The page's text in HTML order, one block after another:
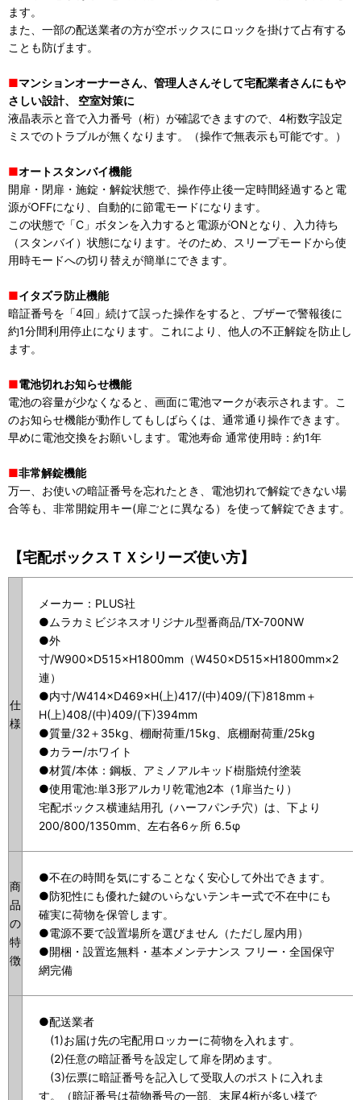
ます。
また、一部の配送業者の方が空ボックスにロックを掛けて占有する
ことも防げます。
■マンションオーナーさん、管理人さんそして宅配業者さんにもや
さしい設計、 空室対策に
液晶表示と音で入力番号（桁）が確認できますので、4桁数字設定
ミスでのトラブルが無くなります。（操作で無表示も可能です。）
■オートスタンバイ機能
開扉・閉扉・施錠・解錠状態で、操作停止後一定時間経過すると電
源がOFFになり、自動的に節電モードになります。
この状態で「C」ボタンを入力すると電源がONとなり、入力待ち
（スタンバイ）状態になります。そのため、スリープモードから使
用時モードへの切り替えが簡単にできます。
■イタズラ防止機能
暗証番号を「4回」続けて誤った操作をすると、ブザーで警報後に
約1分間利用停止になります。これにより、他人の不正解錠を防止し
ます。
■電池切れお知らせ機能
電池の容量が少なくなると、画面に電池マークが表示されます。こ
のお知らせ機能が動作してもしばらくは、通常通り操作できます。
早めに電池交換をお願いします。電池寿命 通常使用時：約1年
■非常解錠機能
万一、お使いの暗証番号を忘れたとき、電池切れで解錠できない場
合等も、非常開錠用キー(扉ごとに異なる）を使って解錠できます。
【宅配ボックスＴＸシリーズ使い方】
仕
様
メーカー：PLUS社
●ムラカミビジネスオリジナル型番商品/TX-700NW
●外
寸/W900×D515×H1800mm（W450×D515×H1800mm×2
連）
●内寸/W414×D469×H(上)417/(中)409/(下)818mm＋
H(上)408/(中)409/(下)394mm
●質量/32＋35kg、棚耐荷重/15kg、底棚耐荷重/25kg
●カラー/ホワイト
●材質/本体：鋼板、アミノアルキッド樹脂焼付塗装
●使用電池:単3形アルカリ乾電池2本（1扉当たり）
宅配ボックス横連結用孔（ハーフパンチ穴）は、下より
200/800/1350mm、左右各6ヶ所 6.5φ
商
品
の
特
徴
●不在の時間を気にすることなく安心して外出できます。
●防犯性にも優れた鍵のいらないテンキー式で不在中にも
確実に荷物を保管します。
●電源不要で設置場所を選びません（ただし屋内用）
●開梱・設置迄無料・基本メンテナンス フリー・全国保守
網完備
●配送業者
(1)お届け先の宅配用ロッカーに荷物を入れます。
(2)任意の暗証番号を設定して扉を閉めます。
(3)伝票に暗証番号を記入して受取人のポストに入れま
す。（暗証番号は荷物番号の一部、末尾4桁が多い様で